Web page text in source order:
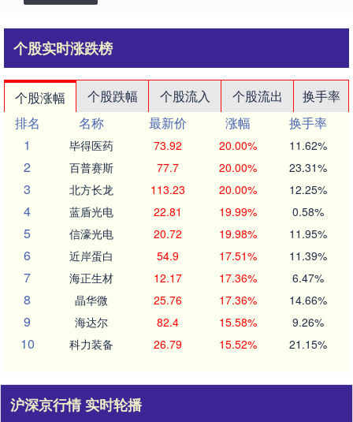
个股实时涨跌榜
个股涨幅 个股跌幅 个股流入 个股流出
换手率
排名
名称 最新价 涨幅
换手率
1
毕得医药 73.92 20.00% 11.62%
2 百普赛斯 77.7 20.00% 23.31%
3 北方长龙 113.23 20.00% 12.25%
4 蓝盾光电 22.81 19.99% 0.58%
5 信濠光电 20.72 19.98% 11.95%
6 近岸蛋白 54.9 17.51% 11.39%
7 海正生材 12.17 17.36% 6.47%
8 晶华微 25.76 17.36% 14.66%
9 海达尔 82.4 15.58% 9.26%
10 科力装备 26.79 15.52% 21.15%
沪深京行情 实时轮播